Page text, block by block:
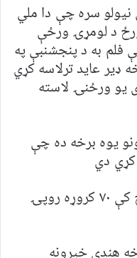
نیولو سره چې دا ملي
د لومړۍ ورځې
فلم به د پنجشنبې په
څخه ډیر عاید ترلاسه کړي
یو ورځنۍ لاسته
یوه برخه ده چې
کړي دي
لومړی هندي فلم چې په یوه ورځ کې ۷۰ کروړه روپۍ